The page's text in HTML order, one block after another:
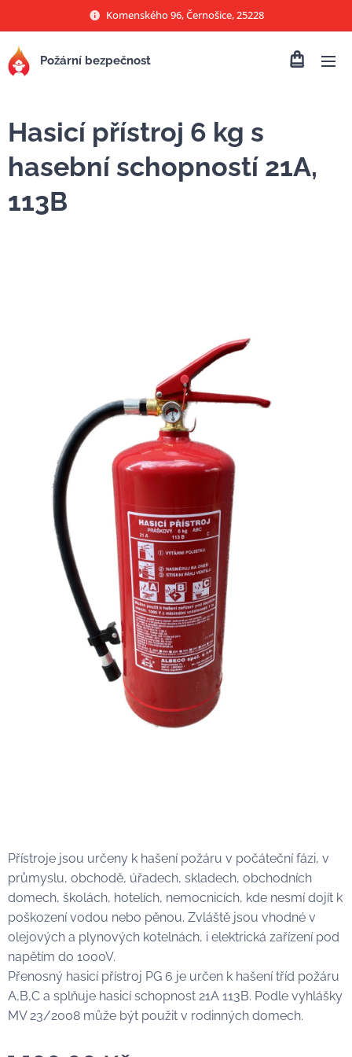
Komenského 96, Černošice, 25228
Požární bezpečnost
Hasicí přístroj 6 kg s
hasební schopností 21A,
113B
Přístroje jsou určeny k hašení požáru v počáteční fázi, v
průmyslu, obchodě, úřadech, skladech, obchodních
domech, školách, hotelích, nemocnicích, kde nesmí dojít k
poškození vodou nebo pěnou. Zvláště jsou vhodné v
olejových a plynových kotelnách, i elektrická zařízení pod
napětím do 1000V.
Přenosný hasicí přístroj PG 6 je určen k hašení tříd požáru
A,B,C a splňuje hasicí schopnost 21A 113B. Podle vyhlášky
MV 23/2008 může být použit v rodinných domech.